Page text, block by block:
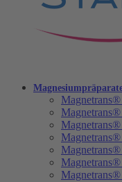
Magnetrans®